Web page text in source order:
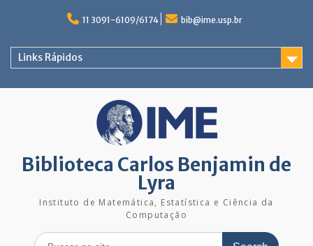
11 3091-6109/6174 bib@ime.usp.br
Links Rápidos
Biblioteca Carlos Benjamin de
Lyra
Instituto de Matemática, Estatística e Ciência da
Computação
Search